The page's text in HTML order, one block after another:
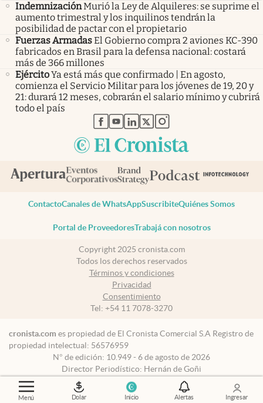
Menú Dolar Inicio Alertas Ingresar
IndemnizaciónMurió la Ley de Alquileres: se suprime el
aumento trimestral y los inquilinos tendrán la
posibilidad de pactar con el propietario
Fuerzas ArmadasEl Gobierno compra 2 aviones KC-390
fabricados en Brasil para la defensa nacional: costará
más de 366 millones
EjércitoYa está más que confirmado | En agosto,
comienza el Servicio Militar para los jóvenes de 19, 20 y
21: durará 12 meses, cobrarán el salario mínimo y cubrirá
todo el país
abre en nueva pestaña
abre en nueva pestaña
abre en nueva pestaña
abre en nueva pestaña
abre en nueva pestaña
ContactoCanales de WhatsAppSuscribiteQuiénes Somos
Portal de ProveedoresTrabajá con nosotros
Copyright 2025 cronista.com
Todos los derechos reservados
Términos y condiciones
Privacidad
Consentimiento
Tel: +54 11 7078-3270
cronista.com es propiedad de El Cronista Comercial S.A Registro de
propiedad intelectual: 56576959
N° de edición: 10.949 - 6 de agosto de 2026
Director Periodístico: Hernán de Goñi